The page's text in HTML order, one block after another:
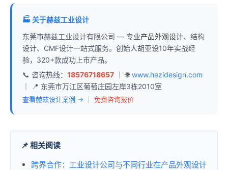
🏭 关于赫兹工业设计
东莞市赫兹工业设计有限公司 — 专业产品外观设计、结构
设计、CMF设计一站式服务。创始人胡亚设10年实战经
验，320+款成功上市产品。
📞 咨询热线： 18576718657 ｜ 🌐www.hezidesign.com
｜ 📍 东莞市万江区葡萄庄园左岸3栋2010室
查看赫兹设计案例 → 免费咨询报价
📌 相关阅读
跨界合作：工业设计公司与不同行业在产品外观设计